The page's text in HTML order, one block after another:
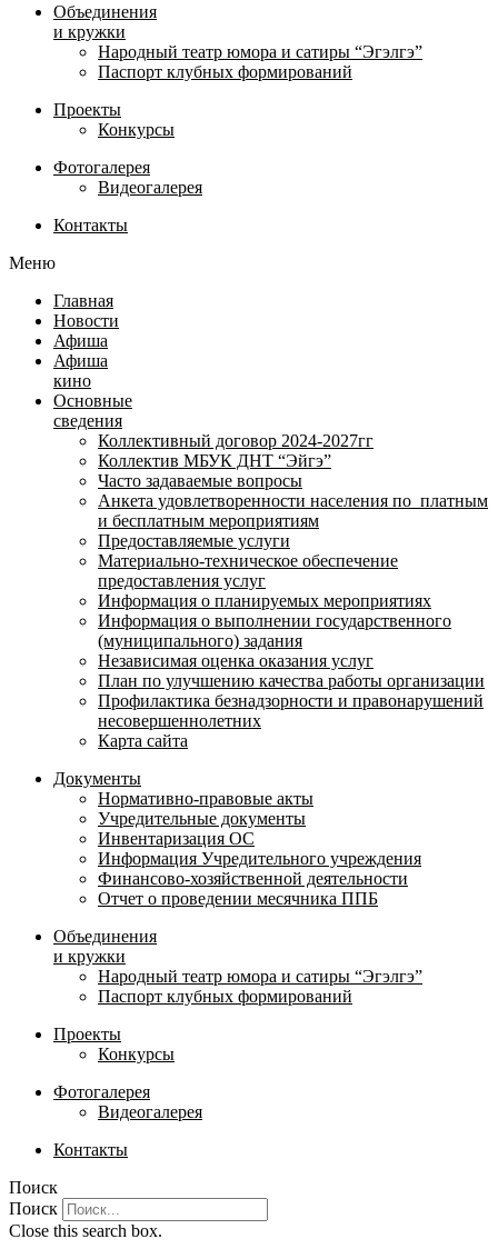
Объединения
и кружки
Народный театр юмора и сатиры “Эгэлгэ”
Паспорт клубных формирований
Проекты
Конкурсы
Фотогалерея
Видеогалерея
Контакты
Меню
Главная
Новости
Афиша
Афиша
кино
Основные
сведения
Коллективный договор 2024-2027гг
Коллектив МБУК ДНТ “Эйгэ”
Часто задаваемые вопросы
Анкета удовлетворенности населения по платным
и бесплатным мероприятиям
Предоставляемые услуги
Материально-техническое обеспечение
предоставления услуг
Информация о планируемых мероприятиях
Информация о выполнении государственного
(муниципального) задания
Независимая оценка оказания услуг
План по улучшению качества работы организации
Профилактика безнадзорности и правонарушений
несовершеннолетних
Карта сайта
Документы
Нормативно-правовые акты
Учредительные документы
Инвентаризация ОС
Информация Учредительного учреждения
Финансово-хозяйственной деятельности
Отчет о проведении месячника ППБ
Объединения
и кружки
Народный театр юмора и сатиры “Эгэлгэ”
Паспорт клубных формирований
Проекты
Конкурсы
Фотогалерея
Видеогалерея
Контакты
Поиск
Поиск
Close this search box.